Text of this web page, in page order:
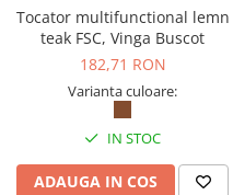
Tocator multifunctional lemn
teak FSC, Vinga Buscot
182,71 RON
Varianta culoare:
IN STOC
ADAUGA IN COS